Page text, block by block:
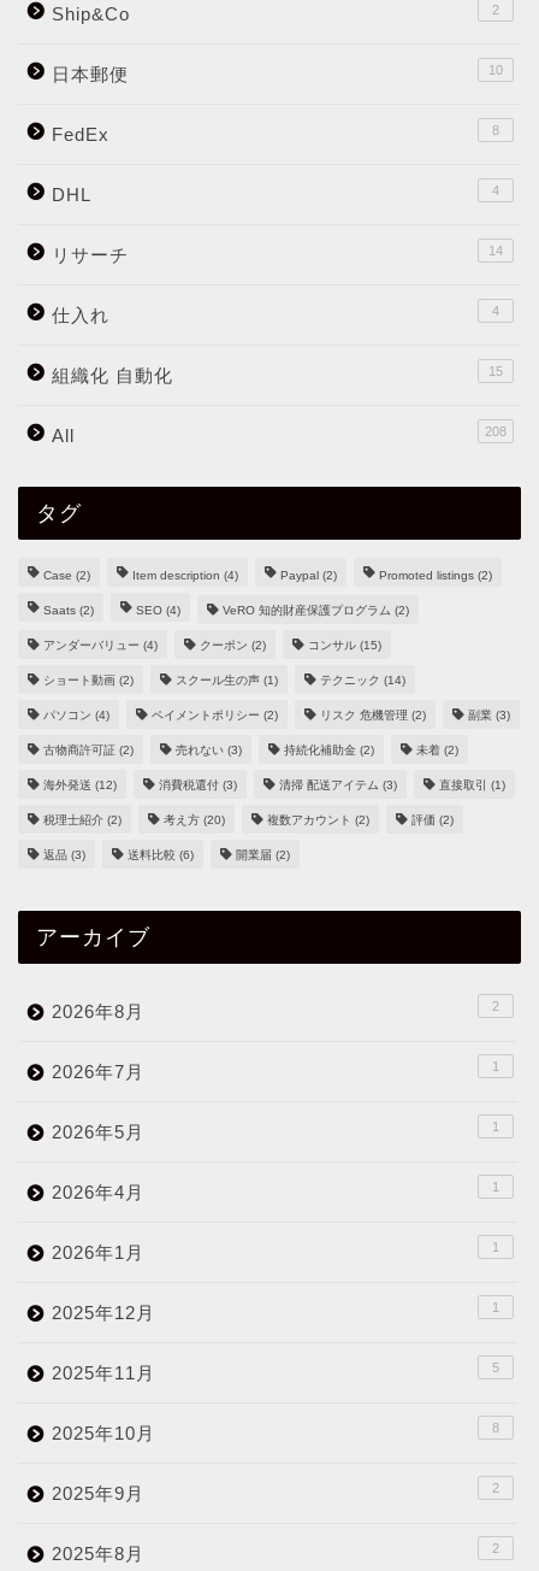
Ship&Co 2
日本郵便 10
FedEx 8
DHL 4
リサーチ 14
仕入れ 4
組織化 自動化 15
All 208
タグ
Case (2) Item description (4) Paypal (2) Promoted listings (2)
Saats (2) SEO (4) VeRO 知的財産保護プログラム (2)
アンダーバリュー (4) クーポン (2) コンサル (15)
ショート動画 (2) スクール生の声 (1) テクニック (14)
パソコン (4) ペイメントポリシー (2) リスク 危機管理 (2) 副業 (3)
古物商許可証 (2) 売れない (3) 持続化補助金 (2) 未着 (2)
海外発送 (12) 消費税還付 (3) 清掃 配送アイテム (3) 直接取引 (1)
税理士紹介 (2) 考え方 (20) 複数アカウント (2) 評価 (2)
返品 (3) 送料比較 (6) 開業届 (2)
アーカイブ
2026年8月 2
2026年7月 1
2026年5月 1
2026年4月 1
2026年1月 1
2025年12月 1
2025年11月 5
2025年10月 8
2025年9月 2
2025年8月 2